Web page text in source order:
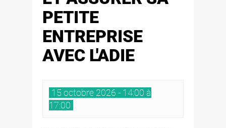
PETITE
ENTREPRISE
AVEC L'ADIE
15 octobre 2026 - 14:00 à
17:00